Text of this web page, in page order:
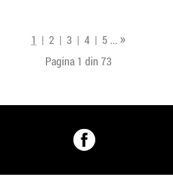
1 | 2 | 3 | 4| 5 ... »
Pagina 1 din 73